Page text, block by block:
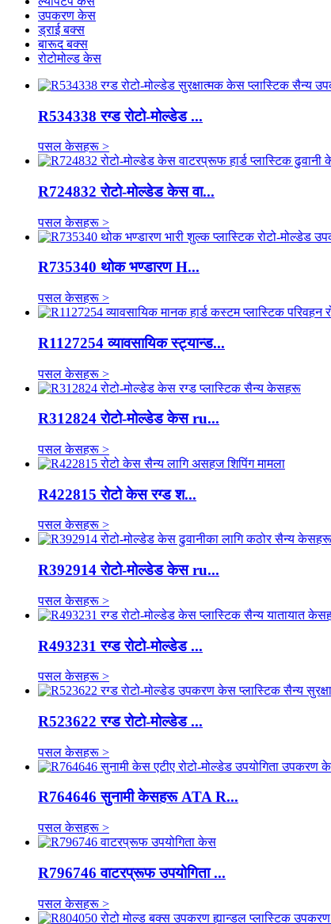
उपकरण केस
ड्राई बक्स
बारूद बक्स
रोटोमोल्ड केस
R534338 रग्ड रोटो-मोल्डेड ...
पसल केसहरू >
R724832 रोटो-मोल्डेड केस वा...
पसल केसहरू >
R735340 थोक भण्डारण H...
पसल केसहरू >
R1127254 व्यावसायिक स्ट्यान्ड...
पसल केसहरू >
R312824 रोटो-मोल्डेड केस ru...
पसल केसहरू >
R422815 रोटो केस रग्ड श...
पसल केसहरू >
R392914 रोटो-मोल्डेड केस ru...
पसल केसहरू >
R493231 रग्ड रोटो-मोल्डेड ...
पसल केसहरू >
R523622 रग्ड रोटो-मोल्डेड ...
पसल केसहरू >
R764646 सुनामी केसहरू ATA R...
पसल केसहरू >
R796746 वाटरप्रूफ उपयोगिता ...
पसल केसहरू >